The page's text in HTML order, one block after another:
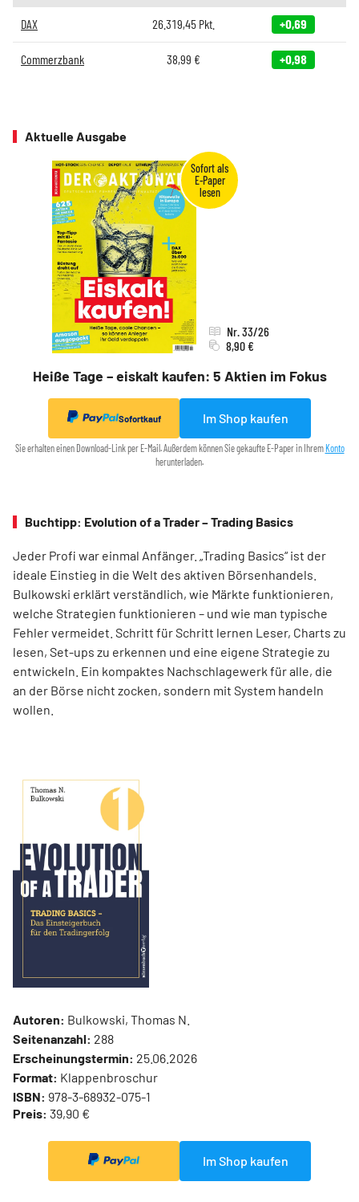
DAX 26.319,45Pkt. +0,69
Commerzbank 38,99 € +0,98
Aktuelle Ausgabe
Heiße Tage – eiskalt kaufen: 5 Aktien im Fokus
Nr. 33/26
8,90 €
Sofortkauf Im Shop kaufen
Sie erhalten einen Download-Link per E-Mail. Außerdem können Sie gekaufte E-Paper in Ihrem Konto
herunterladen.
Buchtipp: Evolution of a Trader – Trading Basics
Jeder Profi war einmal Anfänger. „Trading Basics“ ist der
ideale Einstieg in die Welt des aktiven Börsenhandels.
Bulkowski erklärt verständlich, wie Märkte funktionieren,
welche Strategien funktionieren – und wie man typische
Fehler vermeidet. Schritt für Schritt lernen Leser, Charts zu
lesen, Set-ups zu erkennen und eine eigene Strategie zu
entwickeln. Ein kompaktes Nachschlagewerk für alle, die
an der Börse nicht zocken, sondern mit System handeln
wollen.
Autoren: Bulkowski, Thomas N.
Seitenanzahl: 288
Erscheinungstermin: 25.06.2026
Format: Klappenbroschur
ISBN: 978-3-68932-075-1
Preis: 39,90 €
Im Shop kaufen